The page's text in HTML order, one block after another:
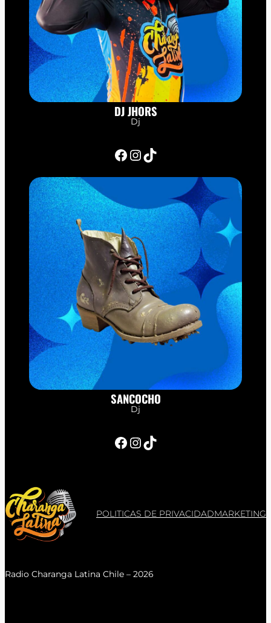
DJ JHORS
Dj
Facebook InstagramTikTok
SANCOCHO
Dj
Facebook InstagramTikTok
POLITICAS DE PRIVACIDADMARKETING
Radio Charanga Latina Chile – 2026